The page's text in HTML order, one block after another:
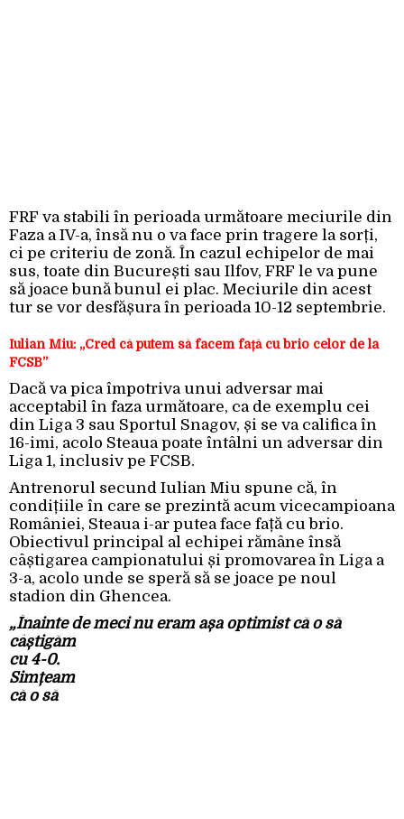
FRF va stabili în perioada următoare meciurile din
Faza a IV-a, însă nu o va face prin tragere la sorți,
ci pe criteriu de zonă. În cazul echipelor de mai
sus, toate din București sau Ilfov, FRF le va pune
să joace bună bunul ei plac. Meciurile din acest
tur se vor desfășura în perioada 10-12 septembrie.
Iulian Miu: „Cred că putem să facem față cu brio celor de la
FCSB”
Dacă va pica împotriva unui adversar mai
acceptabil în faza următoare, ca de exemplu cei
din Liga 3 sau Sportul Snagov, și se va califica în
16-imi, acolo Steaua poate întâlni un adversar din
Liga 1, inclusiv pe FCSB.
Antrenorul secund Iulian Miu spune că, în
condițiile în care se prezintă acum vicecampioana
României, Steaua i-ar putea face față cu brio.
Obiectivul principal al echipei rămâne însă
câștigarea campionatului și promovarea în Liga a
3-a, acolo unde se speră să se joace pe noul
stadion din Ghencea.
„Înainte de mecinu eram așa optimist că o să
câștigăm
cu 4-0.
Simțeam
că o să